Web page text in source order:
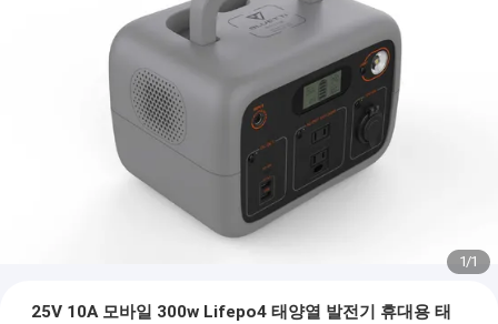
1/1
25V 10A 모바일 300w Lifepo4 태양열 발전기 휴대용 태